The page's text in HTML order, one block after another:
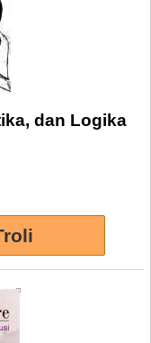
dan Logika